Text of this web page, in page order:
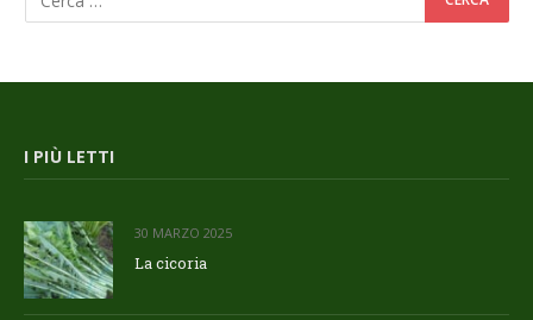
I PIÙ LETTI
30 MARZO 2025
La cicoria